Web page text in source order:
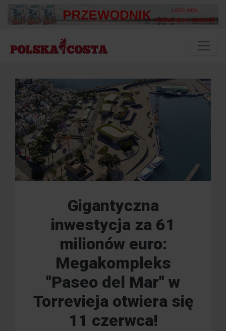
Gigantyczna
inwestycja za 61
milionów euro:
Megakompleks
"Paseo del Mar" w
Torrevieja otwiera się
11 czerwca!